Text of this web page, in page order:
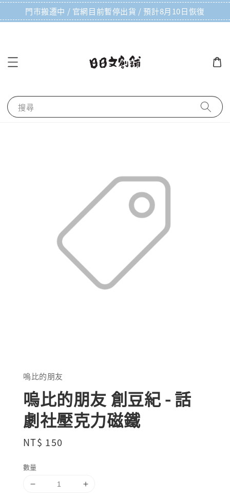
門市搬遷中 / 官網目前暫停出貨 / 預計8月10日恢復
搜尋
嗚比的朋友
嗚比的朋友 創豆紀 - 話
劇社壓克力磁鐵
Regular
NT$ 150
數量